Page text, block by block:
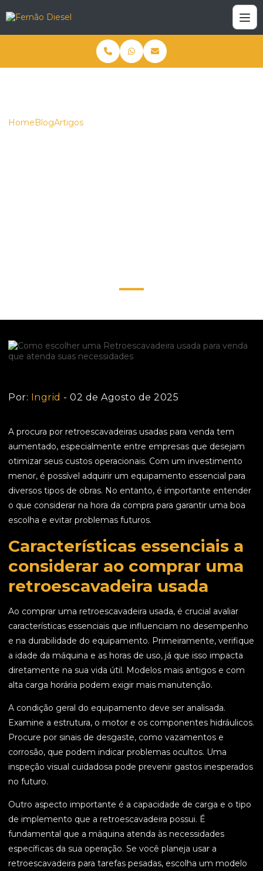
HomeBlogArtigos
Por: Ingrid - 02 de Agosto de 2025
A procura por retroescavadeiras usadas para venda tem
aumentado, especialmente entre empresas que desejam
otimizar seus custos operacionais. Com um investimento
menor, é possível adquirir um equipamento essencial para
diversos tipos de obras. No entanto, é importante entender
o que considerar na hora da compra para garantir uma boa
escolha e evitar problemas futuros.
Características essenciais a
considerar ao comprar uma
retroescavadeira usada
Ao comprar uma retroescavadeira usada, é crucial avaliar
características essenciais que influenciam no desempenho
e na durabilidade do equipamento. Primeiramente, verifique
a idade da máquina e as horas de uso, já que isso impacta
diretamente na sua vida útil. Modelos mais antigos e com
alta carga horária podem exigir mais manutenção.
A condição geral do equipamento deve ser analisada.
Examine a estrutura, o motor e os componentes hidráulicos.
Procure por sinais de desgaste, como vazamentos e
corrosão, que podem indicar problemas ocultos. Uma
inspeção visual cuidadosa pode prevenir gastos inesperados
no futuro.
Outro aspecto importante é a capacidade de carga e o tipo
de implemento que a retroescavadeira possui. É
fundamental que a máquina atenda às necessidades
específicas da sua operação. Se você planeja usar a
retroescavadeira para tarefas pesadas, escolha um modelo